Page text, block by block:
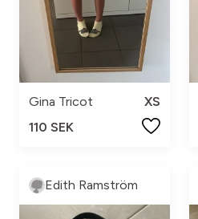
Gina Tricot
XS
110 SEK
Edith Ramström